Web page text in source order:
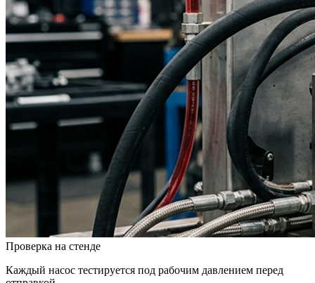
Проверка на стенде
Каждый насос тестируется под рабочим давлением перед